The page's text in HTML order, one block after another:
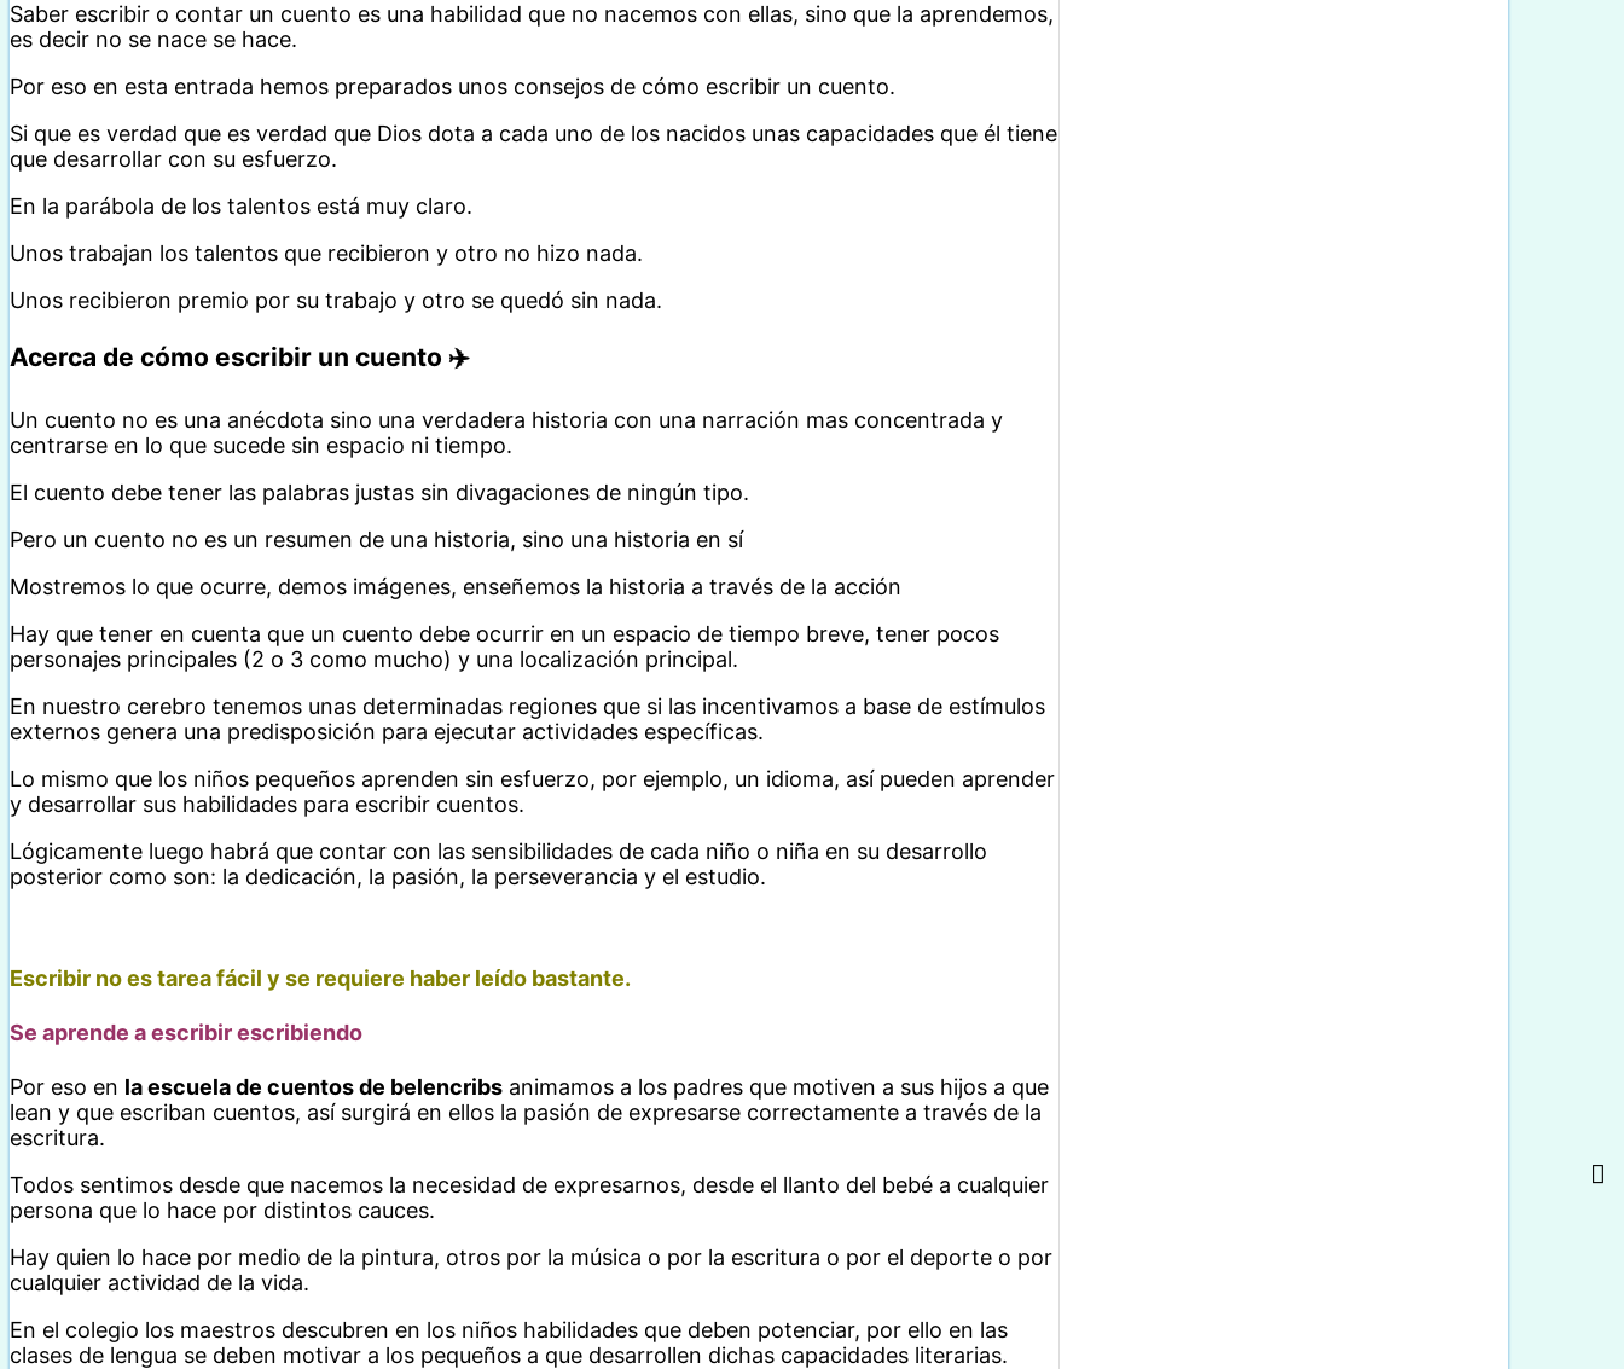
Saber escribir o contar un cuento es una habilidad que no nacemos con ellas, sino que la aprendemos,
es decir no se nace se hace.
Por eso en esta entrada hemos preparados unos consejos de cómo escribir un cuento.
Si que es verdad que es verdad que Dios dota a cada uno de los nacidos unas capacidades que él tiene
que desarrollar con su esfuerzo.
En la parábola de los talentos está muy claro.
Unos trabajan los talentos que recibieron y otro no hizo nada.
Unos recibieron premio por su trabajo y otro se quedó sin nada.
Acerca de cómo escribir un cuento ✈️
Un cuento no es una anécdota sino una verdadera historia con una narración mas concentrada y
centrarse en lo que sucede sin espacio ni tiempo.
El cuento debe tener las palabras justas sin divagaciones de ningún tipo.
Pero un cuento no es un resumen de una historia, sino una historia en sí
Mostremos lo que ocurre, demos imágenes, enseñemos la historia a través de la acción
Hay que tener en cuenta que un cuento debe ocurrir en un espacio de tiempo breve, tener pocos
personajes principales (2 o 3 como mucho) y una localización principal.
En nuestro cerebro tenemos unas determinadas regiones que si las incentivamos a base de estímulos
externos genera una predisposición para ejecutar actividades específicas.
Lo mismo que los niños pequeños aprenden sin esfuerzo, por ejemplo, un idioma, así pueden aprender
y desarrollar sus habilidades para escribir cuentos.
Lógicamente luego habrá que contar con las sensibilidades de cada niño o niña en su desarrollo
posterior como son: la dedicación, la pasión, la perseverancia y el estudio.
Escribir no es tarea fácil y se requiere haber leído bastante.
Se aprende a escribir escribiendo
Por eso en la escuela de cuentos de belencribs animamos a los padres que motiven a sus hijos a que
lean y que escriban cuentos, así surgirá en ellos la pasión de expresarse correctamente a través de la
escritura.
Todos sentimos desde que nacemos la necesidad de expresarnos, desde el llanto del bebé a cualquier
persona que lo hace por distintos cauces.
Hay quien lo hace por medio de la pintura, otros por la música o por la escritura o por el deporte o por
cualquier actividad de la vida.
En el colegio los maestros descubren en los niños habilidades que deben potenciar, por ello en las
clases de lengua se deben motivar a los pequeños a que desarrollen dichas capacidades literarias.